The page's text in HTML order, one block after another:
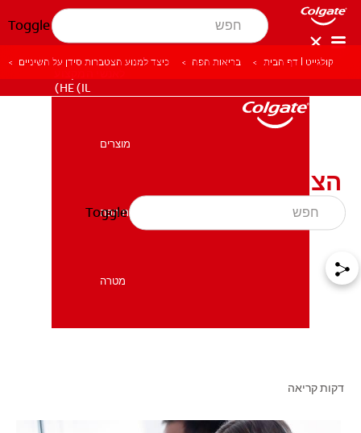
Toggle
HE (IL)
מוצרים
בריאות הפה
מטרה
Toggle
קולגייט | דף הבית בריאות הפה כיצד למנוע הצטברות סידן על השיניים
הצטברות סידן על השיניים:
טיפול ומניעה
דקות קריאה